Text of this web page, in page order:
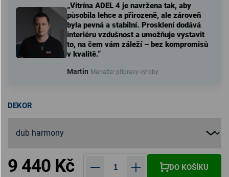
„Vitrína ADEL 4 je navržena tak, aby
působila lehce a přirozeně, ale zároveň
byla pevná a stabilní. Prosklení dodává
interiéru vzdušnost a umožňuje vystavit
to, na čem vám záleží – bez kompromisů
v kvalitě.“
Martin Manažer přípravy výroby
DEKOR
9 440 Kč DO KOŠÍKU